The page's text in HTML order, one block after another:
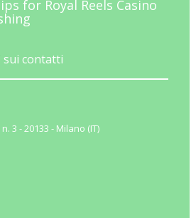
for Royal Reels Casino
contatti
3 - 20133 - Milano (IT)